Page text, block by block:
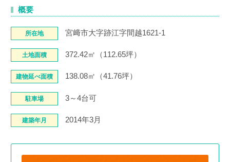
概要
所在地 宮﨑市大字跡江字間越1621-1
土地面積 372.42㎡（112.65坪）
建物延べ面積 138.08㎡（41.76坪）
駐車場 3～4台可
建築年月 2014年3月